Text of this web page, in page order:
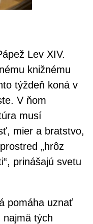
Lev XIV.
knižnému
týždeň koná v
V ňom
musí
mier a bratstvo,
„hrôz
prinášajú svetu
pomáha uznať
najmä tých